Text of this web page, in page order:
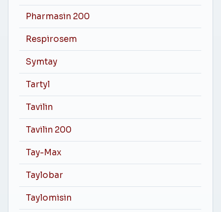
Pharmasin 200
Respirosem
Symtay
Tartyl
Tavilin
Tavilin 200
Tay-Max
Taylobar
Taylomisin